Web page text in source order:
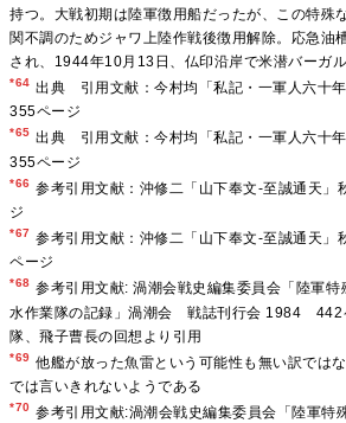
持つ。大戦初期は陸軍徴用船だったが、この特殊
関不調のためジャワ上陸作戦後徴用解除。応急油
され、1944年10月13日、仏印沿岸で米潜バーガ
*64 出典 引用文献：今村均「私記・一軍人六十
355ページ
*65 出典 引用文献：今村均「私記・一軍人六十
355ページ
*66 参考引用文献：沖修二「山下奉文-至誠通天」
ジ
*67 参考引用文献：沖修二「山下奉文-至誠通天
ページ
*68 参考引用文献: 渦潮会戦史編集委員会「陸軍特
水作業隊の記録」渦潮会 戦誌刊行会 1984
隊、飛子曹長の回想より引用
*69 他艦が放った魚雷という可能性も無い訳では
では言いきれないようである
*70 参考引用文献:渦潮会戦史編集委員会「陸軍特